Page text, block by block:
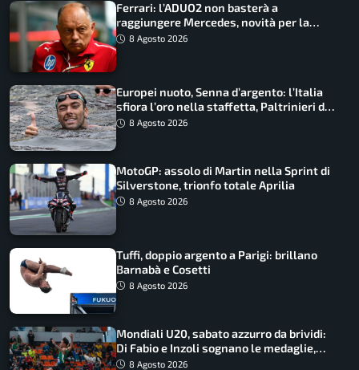
Ferrari: l’ADUO2 non basterà a
raggiungere Mercedes, novità per la
Macarena
8 Agosto 2026
Europei nuoto, Senna d’argento: l’Italia
sfiora l’oro nella staffetta, Paltrinieri da
urlo, il bilancio azzurro
8 Agosto 2026
MotoGP: assolo di Martin nella Sprint di
Silverstone, trionfo totale Aprilia
8 Agosto 2026
Tuffi, doppio argento a Parigi: brillano
Barnabà e Cosetti
8 Agosto 2026
Mondiali U20, sabato azzurro da brividi:
Di Fabio e Inzoli sognano le medaglie,
Castellani e Succo in finale
8 Agosto 2026